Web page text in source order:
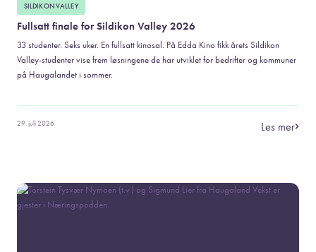
SILDIKON VALLEY
Fullsatt finale for Sildikon Valley 2026
33 studenter. Seks uker. En fullsatt kinosal. På Edda Kino fikk årets Sildikon
Valley-studenter vise frem løsningene de har utviklet for bedrifter og kommuner
på Haugalandet i sommer.
29. juli 2026 Les mer